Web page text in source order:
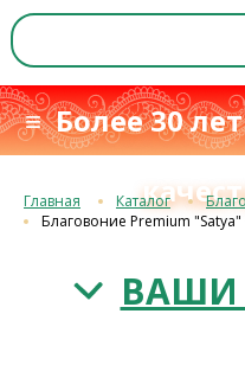
≡ Более 30
Главная Каталог
Благовоние Premium "Satya"
ВАШИ